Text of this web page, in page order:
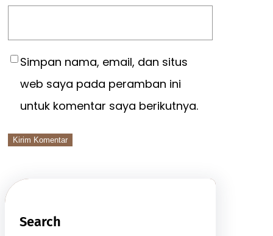
Simpan nama, email, dan situs
web saya pada peramban ini
untuk komentar saya berikutnya.
Search